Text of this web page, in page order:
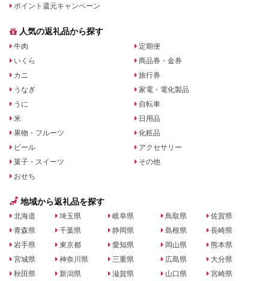
ポイント還元キャンペーン
人気の返礼品から探す
牛肉
いくら
カニ
うなぎ
うに
米
果物・フルーツ
ビール
菓子・スイーツ
おせち
定期便
商品券・金券
旅行券
家電・電化製品
自転車
日用品
化粧品
アクセサリー
その他
地域から返礼品を探す
北海道
青森県
岩手県
宮城県
秋田県
埼玉県
千葉県
東京都
神奈川県
新潟県
岐阜県
静岡県
愛知県
三重県
滋賀県
鳥取県
島根県
岡山県
広島県
山口県
佐賀県
長崎県
熊本県
大分県
宮崎県